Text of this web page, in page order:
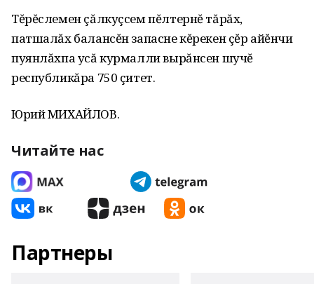
Тĕрĕслемен çăлкуçсем пĕлтернĕ тăрăх,
патшалăх балансĕн запасне кĕрекен çĕр айĕнчи
пуянлăхпа усă курмалли вырăнсен шучĕ
республикăра 750 çитет.
Юрий МИХАЙЛОВ.
Читайте нас
Партнеры